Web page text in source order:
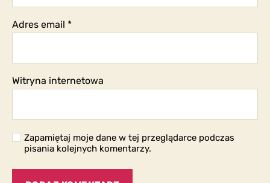
Adres email *
Witryna internetowa
Zapamiętaj moje dane w tej przeglądarce podczas
pisania kolejnych komentarzy.